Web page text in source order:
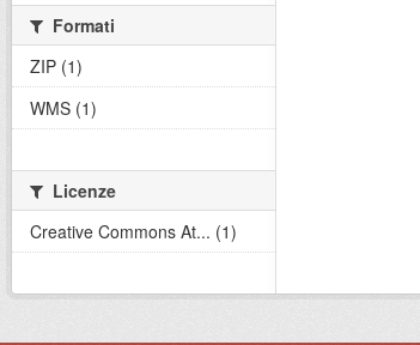
Formati
ZIP (1)
WMS (1)
Licenze
Creative Commons At... (1)